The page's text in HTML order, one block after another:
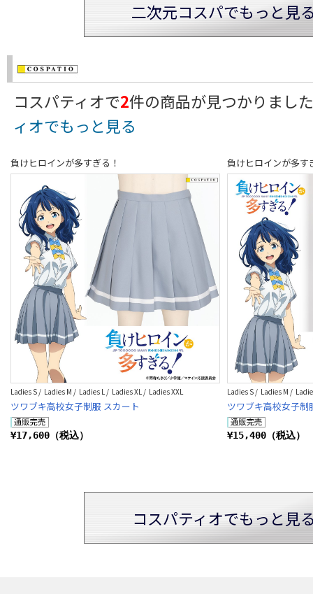
二次元コスパでもっと見
コスパティオで2件の商品が見つかりま
ィオでもっと見る
負けヒロインが多すぎる！
Ladies S / Ladies M / Ladies L / Ladies XL / Ladies XXL
ツワブキ高校女子制服 スカート
¥17,600（税込）
負けヒロインが多す
Ladies S / Ladies M /
ツワブキ高校女子制
¥15,400（税込）
コスパティオでもっと見